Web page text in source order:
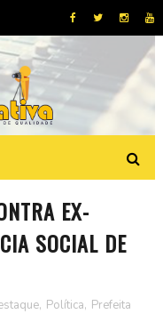
EX-
SOCIAL DE
, Política, Prefeita